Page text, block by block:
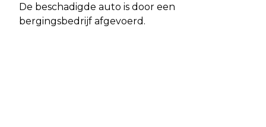
De beschadigde auto is door een
bergingsbedrijf afgevoerd.